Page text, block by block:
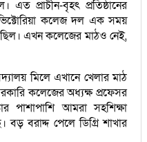
এত প্রাচীন-বৃহৎ প্রতিষ্ঠানের
কলেজ দল এক সময়
ছিল। এখন কলেজের মাঠও নেই,
মিলে এখানে খেলার মাঠ
কলেজের অধ্যক্ষ প্রফেসর
পাশাপাশি আমরা সহশিক্ষা
বড় বরাদ্দ পেলে ডিগ্রি শাখার